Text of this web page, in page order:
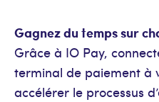
Gagnez du temps sur
Grâce à IO Pay,
terminal de paiement à
accélérer le processus